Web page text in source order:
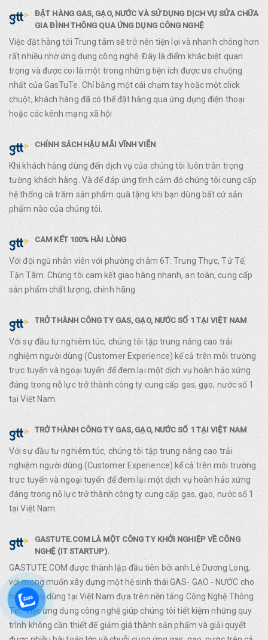
ĐẶT HÀNG GAS, GẠO, NƯỚC VÀ SỬ DỤNG DỊCH VỤ SỬA CHỮA
GIA ĐÌNH THÔNG QUA ỨNG DỤNG CÔNG NGHỆ
Việc đặt hàng tới Trung tâm sẽ trở nên tiện lợi và nhanh chóng hơn
rất nhiều nhờ ứng dụng công nghệ. Đây là điểm khác biệt quan
trọng và được coi là một trong những tiện ích được ưa chuộng
nhất của GasTuTe. Chỉ bằng một cái chạm tay hoặc một click
chuột, khách hàng đã có thể đặt hàng qua ứng dụng điện thoại
hoặc các kênh mạng xã hội
CHÍNH SÁCH HẬU MÃI VĨNH VIỄN
Khi khách hàng dùng đến dịch vụ của chúng tôi luôn trân trọng
tường khách hàng. Và để đáp ứng tình cảm đó chúng tôi cung cấp
hệ thống cà trăm sản phẩm quà tặng khi bạn dùng bất cứ sản
phẩm nào của chúng tôi.
CAM KẾT 100% HÀI LÒNG
Với đội ngũ nhân viên với phường châm 6T: Trung Thực, Tử Tế,
Tận Tâm. Chúng tôi cam kết giao hàng nhanh, an toàn, cung cấp
sản phẩm chất lượng, chính hãng.
TRỞ THÀNH CÔNG TY GAS, GẠO, NƯỚC SỐ 1 TẠI VIỆT NAM
Với sự đầu tư nghiêm túc, chúng tôi tập trung nâng cao trải
nghiệm người dùng (Customer Experience) kể cả trên môi trường
trực tuyến và ngoại tuyến để đem lại một dịch vụ hoàn hảo xứng
đáng trong nỗ lực trở thành công ty cung cấp gas, gạo, nước số 1
tại Việt Nam.
TRỞ THÀNH CÔNG TY GAS, GẠO, NƯỚC SỐ 1 TẠI VIỆT NAM
Với sự đầu tư nghiêm túc, chúng tôi tập trung nâng cao trải
nghiệm người dùng (Customer Experience) kể cả trên môi trường
trực tuyến và ngoại tuyến để đem lại một dịch vụ hoàn hảo xứng
đáng trong nỗ lực trở thành công ty cung cấp gas, gạo, nước số 1
tại Việt Nam.
GASTUTE.COM LÀ MỘT CÔNG TY KHỞI NGHIỆP VỀ CÔNG
NGHỆ (IT STARTUP).
GASTUTE.COM được thành lập đầu tiên bởi anh Lê Dương Long,
với mong muốn xây dựng một hệ sinh thái GAS- GẠO - NƯỚC cho
hàng tiêu dùng tại Việt Nam đựa trên nền tảng Công Nghệ Thông
Tin. Việc ứng dụng công nghệ giúp chúng tôi tiết kiệm những quy
trình không cần thiết để giảm giá thành sản phẩm và giải quyết